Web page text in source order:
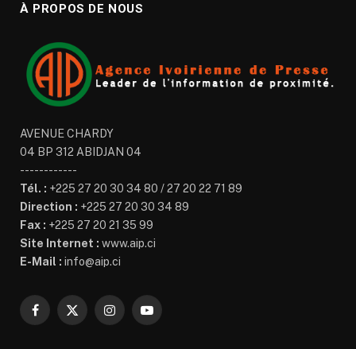
À PROPOS DE NOUS
AVENUE CHARDY
04 BP 312 ABIDJAN 04
------------
Tél. : +225 27 20 30 34 80 / 27 20 22 71 89
Direction : +225 27 20 30 34 89
Fax : +225 27 20 21 35 99
Site Internet : www.aip.ci
E-Mail : info@aip.ci
Facebook
X
InstagramYouTube